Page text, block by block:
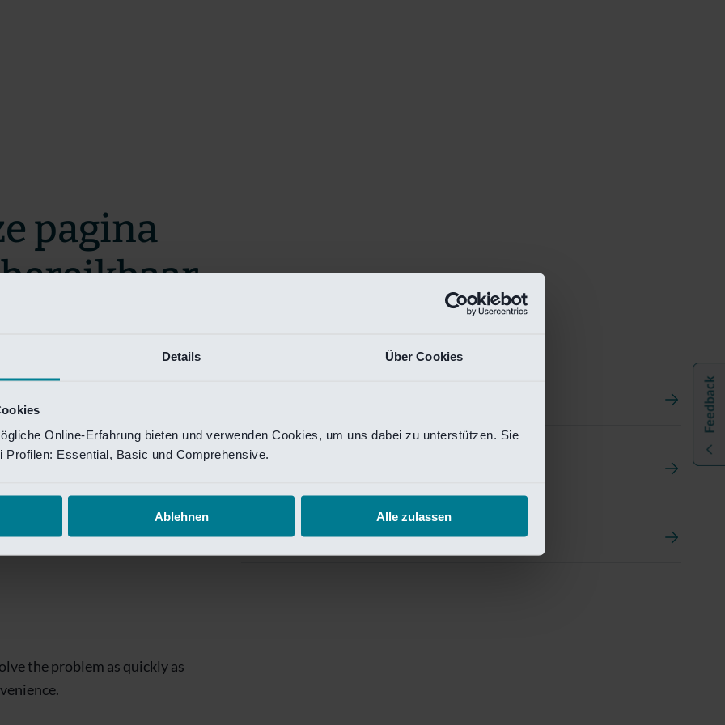
Details Über Cookies
Online-Erfahrung bieten und verwenden Cookies, um uns dabei zu unterstützen. Sie
Profilen: Essential, Basic und Comprehensive.
Ablehnen Alle zulassen
Investment Management
Van Lanschot Kempen Research
pagina
zo snel mogelijk te verhelpen.
te krijgen.
is
the problem as quickly as